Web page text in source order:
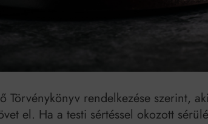
Törvénykönyv rendelkezése szerint,
el. Ha a testi sértéssel okozott